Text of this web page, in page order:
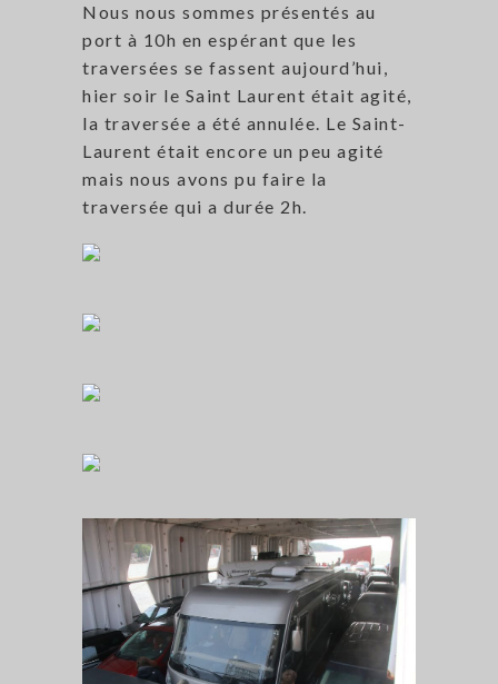
Nous nous sommes présentés au
port à 10h en espérant que les
traversées se fassent aujourd’hui,
hier soir le Saint Laurent était agité,
la traversée a été annulée. Le Saint-
Laurent était encore un peu agité
mais nous avons pu faire la
traversée qui a durée 2h.